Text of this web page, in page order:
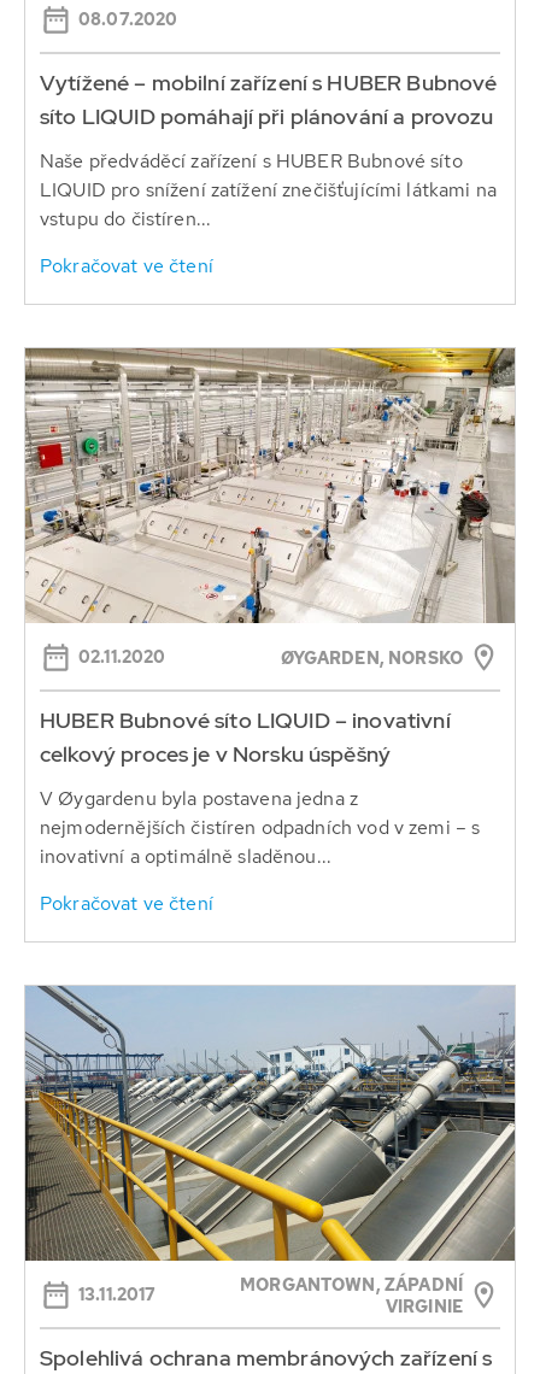
08.07.2020
Vytížené – mobilní zařízení s HUBER Bubnové
síto LIQUID pomáhají při plánování a provozu
Naše předváděcí zařízení s HUBER Bubnové síto
LIQUID pro snížení zatížení znečišťujícími látkami na
vstupu do čistíren...
Pokračovat ve čtení
02.11.2020 ØYGARDEN, NORSKO
HUBER Bubnové síto LIQUID – inovativní
celkový proces je v Norsku úspěšný
V Øygardenu byla postavena jedna z
nejmodernějších čistíren odpadních vod v zemi – s
inovativní a optimálně sladěnou...
Pokračovat ve čtení
13.11.2017
MORGANTOWN, ZÁPADNÍ
VIRGINIE
Spolehlivá ochrana membránových zařízení s